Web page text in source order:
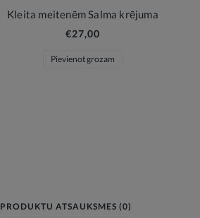
Kleita meitenēm Salma krējuma
€27,00
Pievienot grozam
PRODUKTU ATSAUKSMES (0)